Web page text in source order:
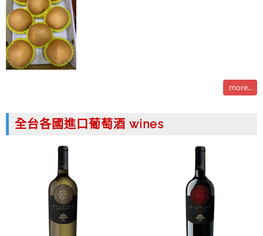
more..
全台各國進口葡萄酒 wines